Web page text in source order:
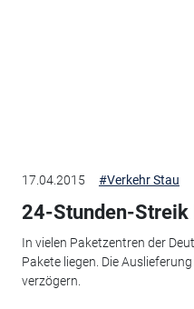
17.04.2015 #Verkehr Stau
24-Stunden-Streik
In vielen Paketzentren der
Pakete liegen. Die
verzögern.